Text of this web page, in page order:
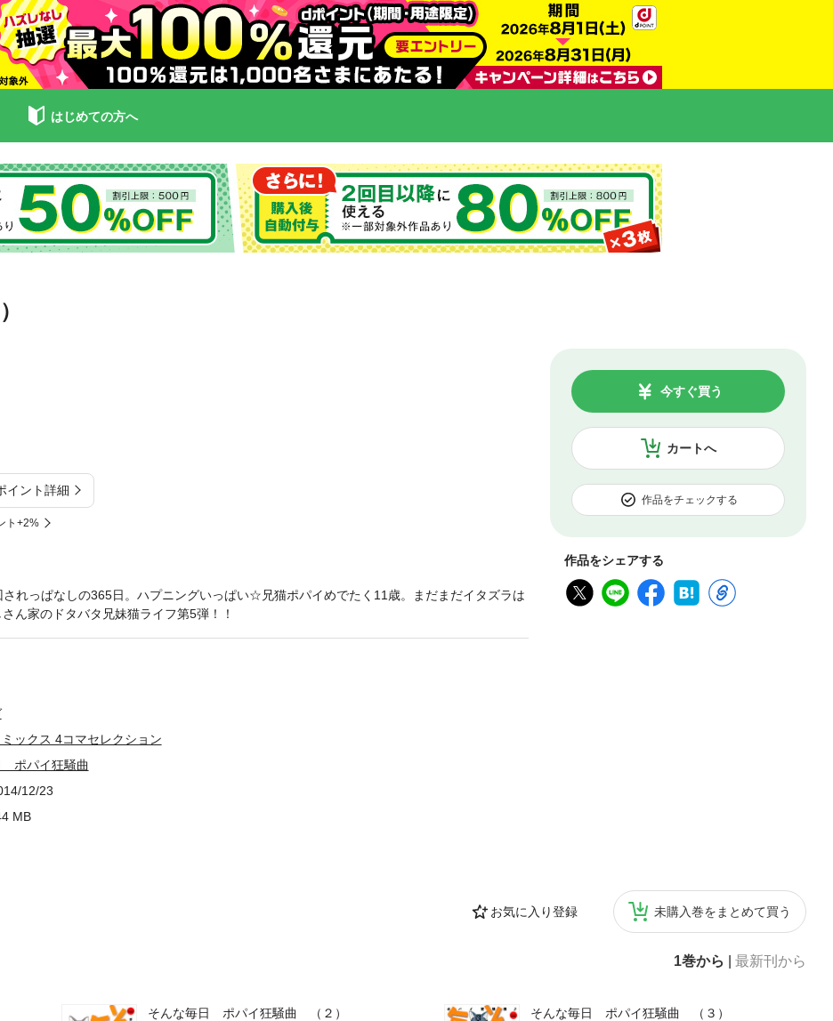
はじめての方へ
イント詳細
ト+2%
カートへ
今すぐ買う
作品をチェックする
作品をシェアする
お気に入り登録 未購入巻をまとめて買う
1巻から 最新刊から
そんな毎日 ポパイ狂騒曲 （２）
そんな毎日 ポパイ狂騒曲 （３）
れっぱなしの365日。ハプニングいっぱい☆兄猫ポパイめでたく11歳。まだまだイタズラは
ん家のドタバタ兄妹猫ライフ第5弾！！
ックス 4コマセレクション
ポパイ狂騒曲
12/23
MB